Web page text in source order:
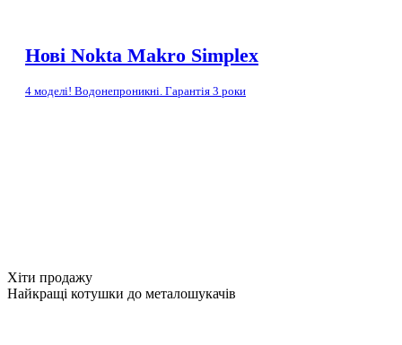
Нові Nokta Makro Simplex
4 моделі! Водонепроникні. Гарантія 3 роки
Хіти продажу
Найкращі котушки до металошукачів